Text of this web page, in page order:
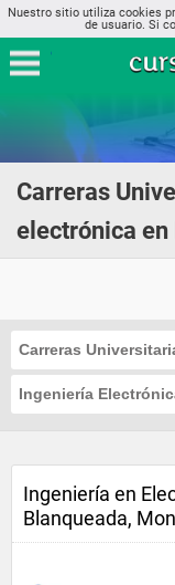
Nuestro sitio utiliza cookies
de usuario. Si
Carreras
electrónica
Carreras
Ingeniería
Ingeniería en
Blanqueada,